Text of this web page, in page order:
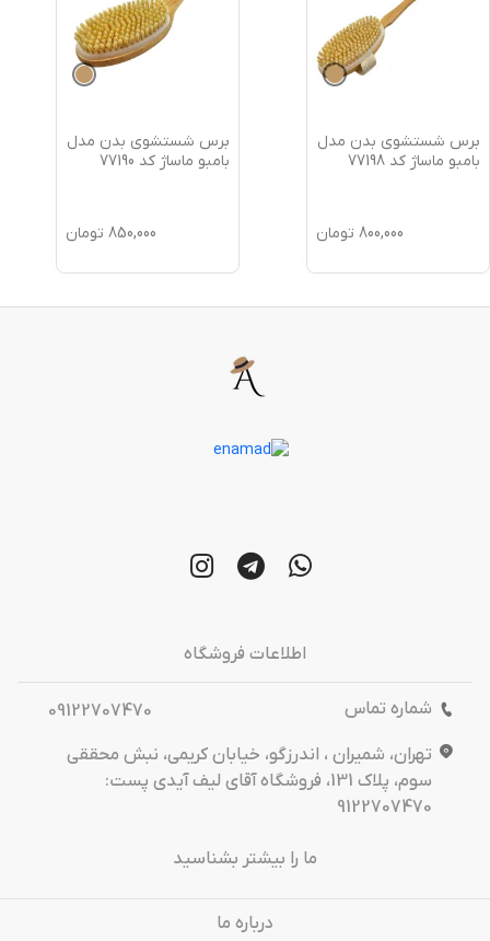
برس شستشوی بدن مدل
بامبو ماساژ کد 77198
800,000 تومان
برس شستشوی بدن مدل
بامبو ماساژ کد 77190
850,000 تومان
اطلاعات فروشگاه
شماره تماس
09122707470
تهران، شمیران ، اندرزگو، خیابان کریمی، نبش محققی
سوم، پلاک 131، فروشگاه آقای لیف آیدی پست:
9122707470
ما را بیشتر بشناسید
درباره‌ ما